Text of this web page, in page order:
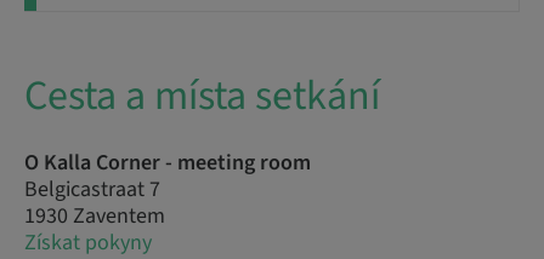
Cesta a místa setkání
O Kalla Corner - meeting room
Belgicastraat 7
1930 Zaventem
Získat pokyny